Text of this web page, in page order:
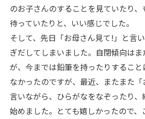
のお子さんのすることを見ていたり
待っていたりと、いい感じでした。
そして、先日「お母さん見て!」と言
ぎだしてしまいました。自閉傾向は
が、今までは鉛筆を持ったりするこ
なかったのですが、最近、またまた
言いながら、ひらがなをなぞったり、
始めました。とても嬉しかったので、